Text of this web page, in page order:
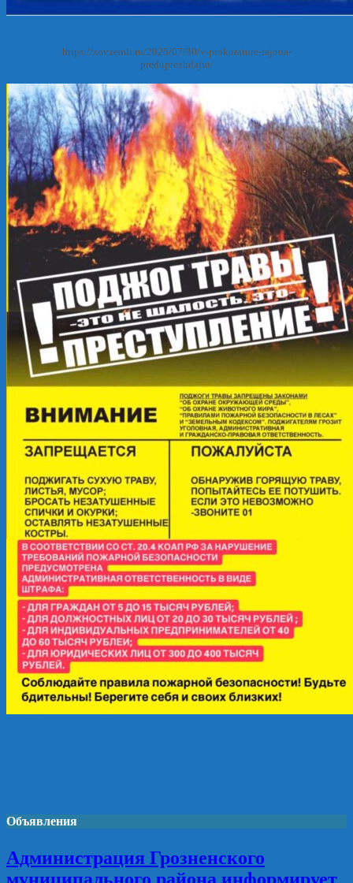
https://zovzemli.ru/2025/07/30/v-prokurature-rajona-
preduprezhdajut/
Объявления
Администрация Грозненского
муниципального района информирует